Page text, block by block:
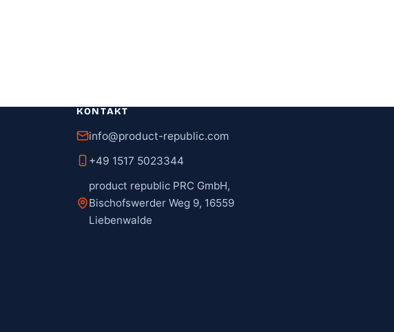
KONTAKT
info@product-republic.com
+49 1517 5023344
product republic PRC GmbH,
Bischofswerder Weg 9, 16559
Liebenwalde